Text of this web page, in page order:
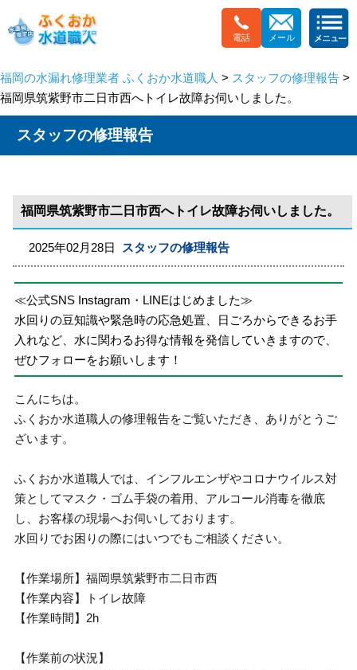
電話 メール
福岡の水漏れ修理業者 ふくおか水道職人 > スタッフの修理報告 >
福岡県筑紫野市二日市西へトイレ故障お伺いしました。
スタッフの修理報告
福岡県筑紫野市二日市西へトイレ故障お伺いしました。
2025年02月28日 スタッフの修理報告
≪公式SNS Instagram・LINEはじめました≫
水回りの豆知識や緊急時の応急処置、日ごろからできるお手
入れなど、水に関わるお得な情報を発信していきますので、
ぜひフォローをお願いします！
こんにちは。
ふくおか水道職人の修理報告をご覧いただき、ありがとうご
ざいます。
ふくおか水道職人では、インフルエンザやコロナウイルス対
策としてマスク・ゴム手袋の着用、アルコール消毒を徹底
し、お客様の現場へお伺いしております。
水回りでお困りの際にはいつでもご相談ください。
【作業場所】福岡県筑紫野市二日市西
【作業内容】トイレ故障
【作業時間】2h
【作業前の状況】